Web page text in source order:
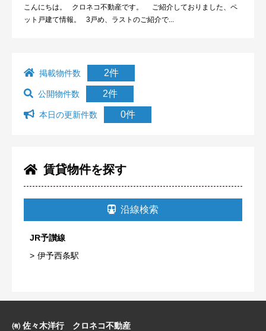
掲載物件数 2件
公開物件数 2件
本日の更新件数 0件
賃貸物件を探す
沿線検索
JR予讃線
伊予西条駅
こんにちは。 クロネコ不動産です。 ご紹介しておりました、ペ
ット戸建て情報。 3戸め、ラストのご紹介で...
㈲ 佐々木洋行 クロネコ不動産